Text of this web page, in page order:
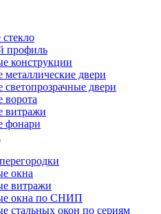
профиль
конструкции
двери
двери
витражи
фонари
окна
витражи
окна по СНИП
стальных окон по сериям